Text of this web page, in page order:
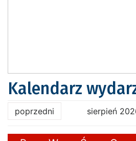
Kalendarz
poprzedni sierpień